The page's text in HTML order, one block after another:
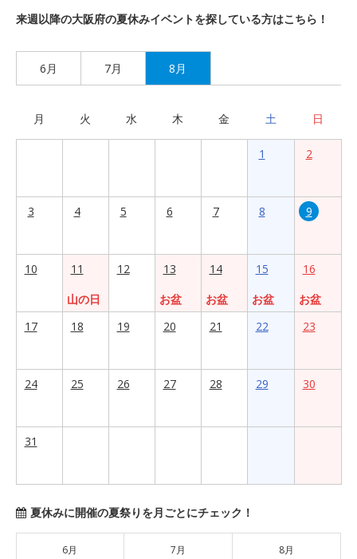
来週以降の大阪府の夏休みイベントを探している方はこちら！
6月 7月 8月
月 火 水 木 金 土 日
1 2
3 4 5 6 7 8 9
10
11
山の日
12
13
お盆
14
お盆
15
お盆
16
お盆
17
18 19 20 21 22 23
24 25 26 27 28 29 30
31
夏休みに開催の夏祭りを月ごとにチェック！
6月 7月 8月